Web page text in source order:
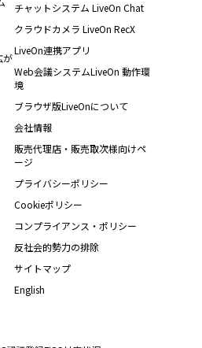
が
チャットシステム LiveOn Chat
クラウドカメラ LiveOn RecX
LiveOn連携アプリ
Web会議システムLiveOn 動作環
境
ブラウザ版LiveOnについて
会社情報
販売代理店・販売取次様向けペ
ージ
プライバシーポリシー
Cookieポリシー
コンプライアンス・ポリシー
反社会的勢力の排除
サイトマップ
English